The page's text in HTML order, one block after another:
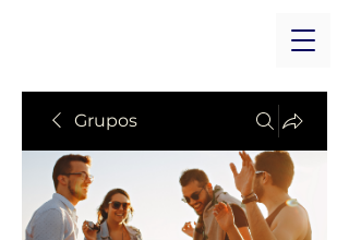
Grupos